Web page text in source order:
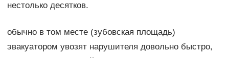
нестолько десятков.
обычно в том месте (зубовская площадь)
эвакуатором увозят нарушителя довольно быстро,